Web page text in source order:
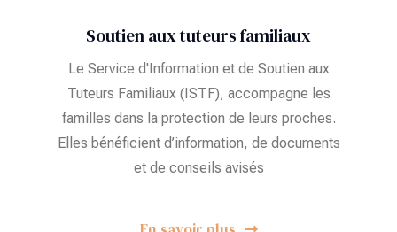
Soutien aux tuteurs familiaux
Le Service d'Information et de Soutien aux
Tuteurs Familiaux (ISTF), accompagne les
familles dans la protection de leurs proches.
Elles bénéficient d’information, de documents
et de conseils avisés